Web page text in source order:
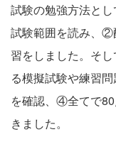
試験の勉強方法と
試験範囲を読み、②
習をしました。そ
る模擬試験や練習
を確認、④全てで
きました。